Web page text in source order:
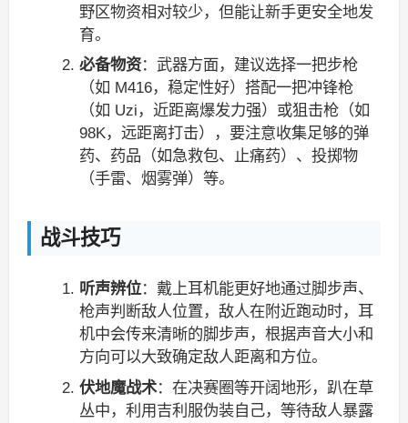
野区物资相对较少，但能让新手更安全地发
育。
必备物资：武器方面，建议选择一把步枪
（如 M416，稳定性好）搭配一把冲锋枪
（如 Uzi，近距离爆发力强）或狙击枪（如
98K，远距离打击），要注意收集足够的弹
药、药品（如急救包、止痛药）、投掷物
（手雷、烟雾弹）等。
战斗技巧
听声辨位：戴上耳机能更好地通过脚步声、
枪声判断敌人位置，敌人在附近跑动时，耳
机中会传来清晰的脚步声，根据声音大小和
方向可以大致确定敌人距离和方位。
伏地魔战术：在决赛圈等开阔地形，趴在草
丛中，利用吉利服伪装自己，等待敌人暴露